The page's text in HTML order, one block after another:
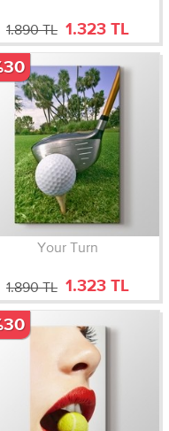
1.890 TL 1.323 TL
Your Turn
1.890 TL 1.323 TL